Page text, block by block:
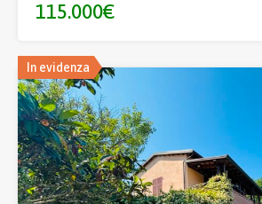
115.000€
In evidenza